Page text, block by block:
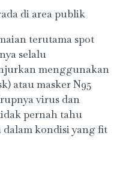
di area publik
terutama spot
selalu
menggunakan
atau masker N95
virus dan
pernah tahu
dalam kondisi yang fit